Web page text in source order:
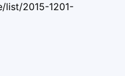
list/2015-1201-